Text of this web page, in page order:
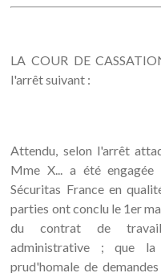
LA COUR DE
l'arrêt suivant :
Attendu, selon l'arrêt
Mme X... a été
Sécuritas France en
parties ont conclu le 1er
du contrat de
administrative ; que
prud'homale de